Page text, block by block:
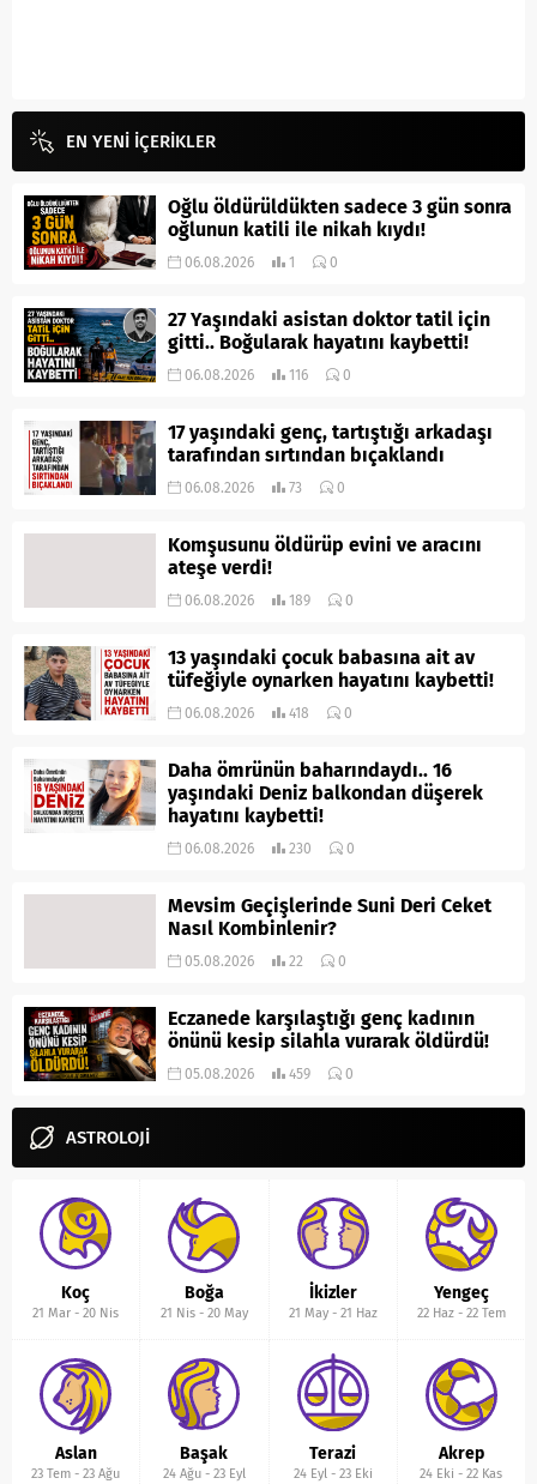
EN YENİ İÇERİKLER
Oğlu öldürüldükten sadece 3 gün sonra
oğlunun katili ile nikah kıydı!
06.08.2026 1 0
27 Yaşındaki asistan doktor tatil için
gitti.. Boğularak hayatını kaybetti!
06.08.2026 116 0
17 yaşındaki genç, tartıştığı arkadaşı
tarafından sırtından bıçaklandı
06.08.2026 73 0
Komşusunu öldürüp evini ve aracını
ateşe verdi!
06.08.2026 189 0
13 yaşındaki çocuk babasına ait av
tüfeğiyle oynarken hayatını kaybetti!
06.08.2026 418 0
Daha ömrünün baharındaydı.. 16
yaşındaki Deniz balkondan düşerek
hayatını kaybetti!
06.08.2026 230 0
Mevsim Geçişlerinde Suni Deri Ceket
Nasıl Kombinlenir?
05.08.2026 22 0
Eczanede karşılaştığı genç kadının
önünü kesip silahla vurarak öldürdü!
05.08.2026 459 0
ASTROLOJİ
Koç
21 Mar -20 Nis
Boğa
21 Nis- 20 May
İkizler
21 May- 21 Haz
Yengeç
22 Haz- 22 Tem
Aslan
23 Tem -23 Ağu
Başak
24 Ağu- 23 Eyl
Terazi
24 Eyl- 23 Eki
Akrep
24 Eki -22 Kas